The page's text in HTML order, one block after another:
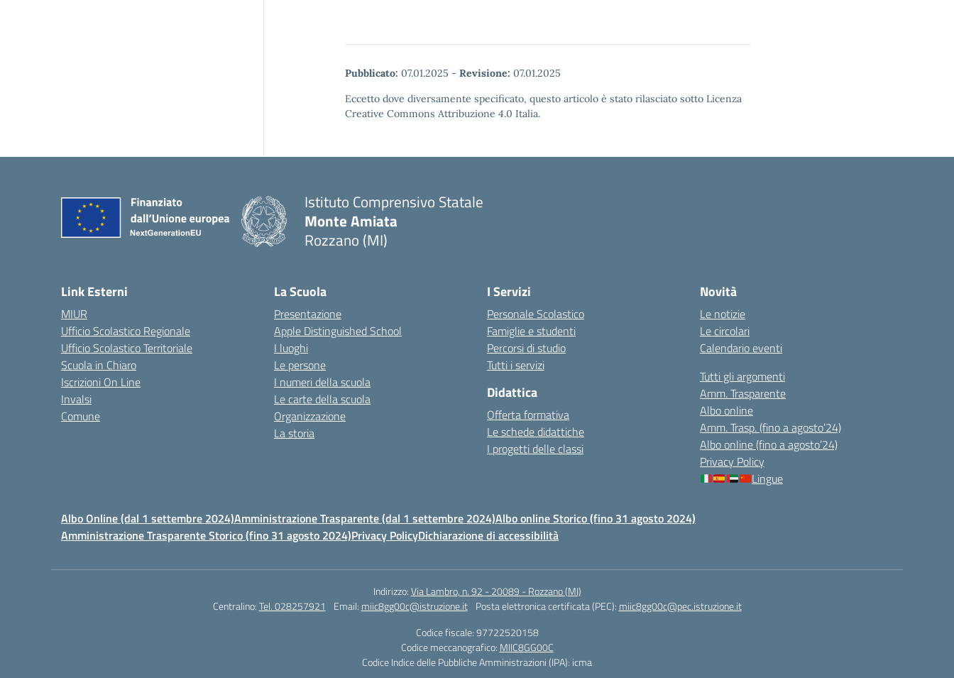
Pubblicato: 07.01.2025 - Revisione: 07.01.2025
Eccetto dove diversamente specificato, questo articolo è stato rilasciato sotto Licenza
Creative Commons Attribuzione 4.0 Italia.
Istituto Comprensivo Statale
Monte Amiata
Rozzano (MI)
Link Esterni
MIUR
Ufficio Scolastico Regionale
Ufficio Scolastico Territoriale
Scuola in Chiaro
Iscrizioni On Line
Invalsi
Comune
La Scuola
Presentazione
Apple Distinguished School
I luoghi
Le persone
I numeri della scuola
Le carte della scuola
Organizzazione
La storia
I Servizi
Personale Scolastico
Famiglie e studenti
Percorsi di studio
Tutti i servizi
Didattica
Offerta formativa
Le schede didattiche
I progetti delle classi
Novità
Le notizie
Le circolari
Calendario eventi
Tutti gli argomenti
Amm. Trasparente
Albo online
Amm. Trasp. (fino a agosto’24)
Albo online (fino a agosto’24)
Privacy Policy
Lingue
Albo Online (dal 1 settembre 2024)Amministrazione Trasparente (dal 1 settembre 2024)Albo online Storico (fino 31 agosto 2024)
Amministrazione Trasparente Storico (fino 31 agosto 2024)Privacy PolicyDichiarazione di accessibilità
Indirizzo:Via Lambro, n. 92 - 20089 - Rozzano (MI)
Centralino:Tel. 028257921 Email: miic8gg00c@istruzione.it Posta elettronica certificata (PEC): miic8gg00c@pec.istruzione.it
Codice fiscale: 97722520158
Codice meccanografico: MIIC8GG00C
Codice Indice delle Pubbliche Amministrazioni (IPA): icma